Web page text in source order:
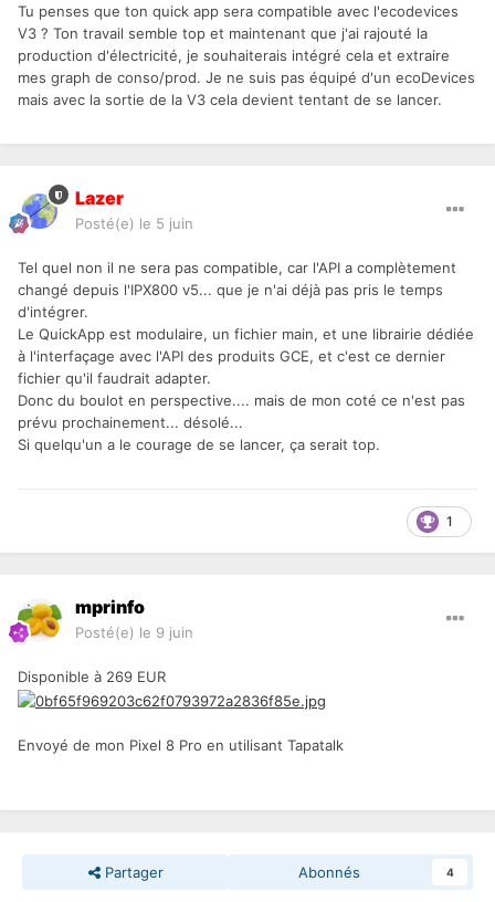
Tu penses que ton quick app sera compatible avec l'ecodevices
V3 ? Ton travail semble top et maintenant que j'ai rajouté la
production d'électricité, je souhaiterais intégré cela et extraire
mes graph de conso/prod. Je ne suis pas équipé d'un ecoDevices
mais avec la sortie de la V3 cela devient tentant de se lancer.
Lazer
Posté(e) le 5 juin
Tel quel non il ne sera pas compatible, car l'API a complètement
changé depuis l'IPX800 v5... que je n'ai déjà pas pris le temps
d'intégrer.
Le QuickApp est modulaire, un fichier main, et une librairie dédiée
à l'interfaçage avec l'API des produits GCE, et c'est ce dernier
fichier qu'il faudrait adapter.
Donc du boulot en perspective.... mais de mon coté ce n'est pas
prévu prochainement... désolé...
Si quelqu'un a le courage de se lancer, ça serait top.
1
mprinfo
Posté(e) le 9 juin
Disponible à 269 EUR
Envoyé de mon Pixel 8 Pro en utilisant Tapatalk
Partager Abonnés 4